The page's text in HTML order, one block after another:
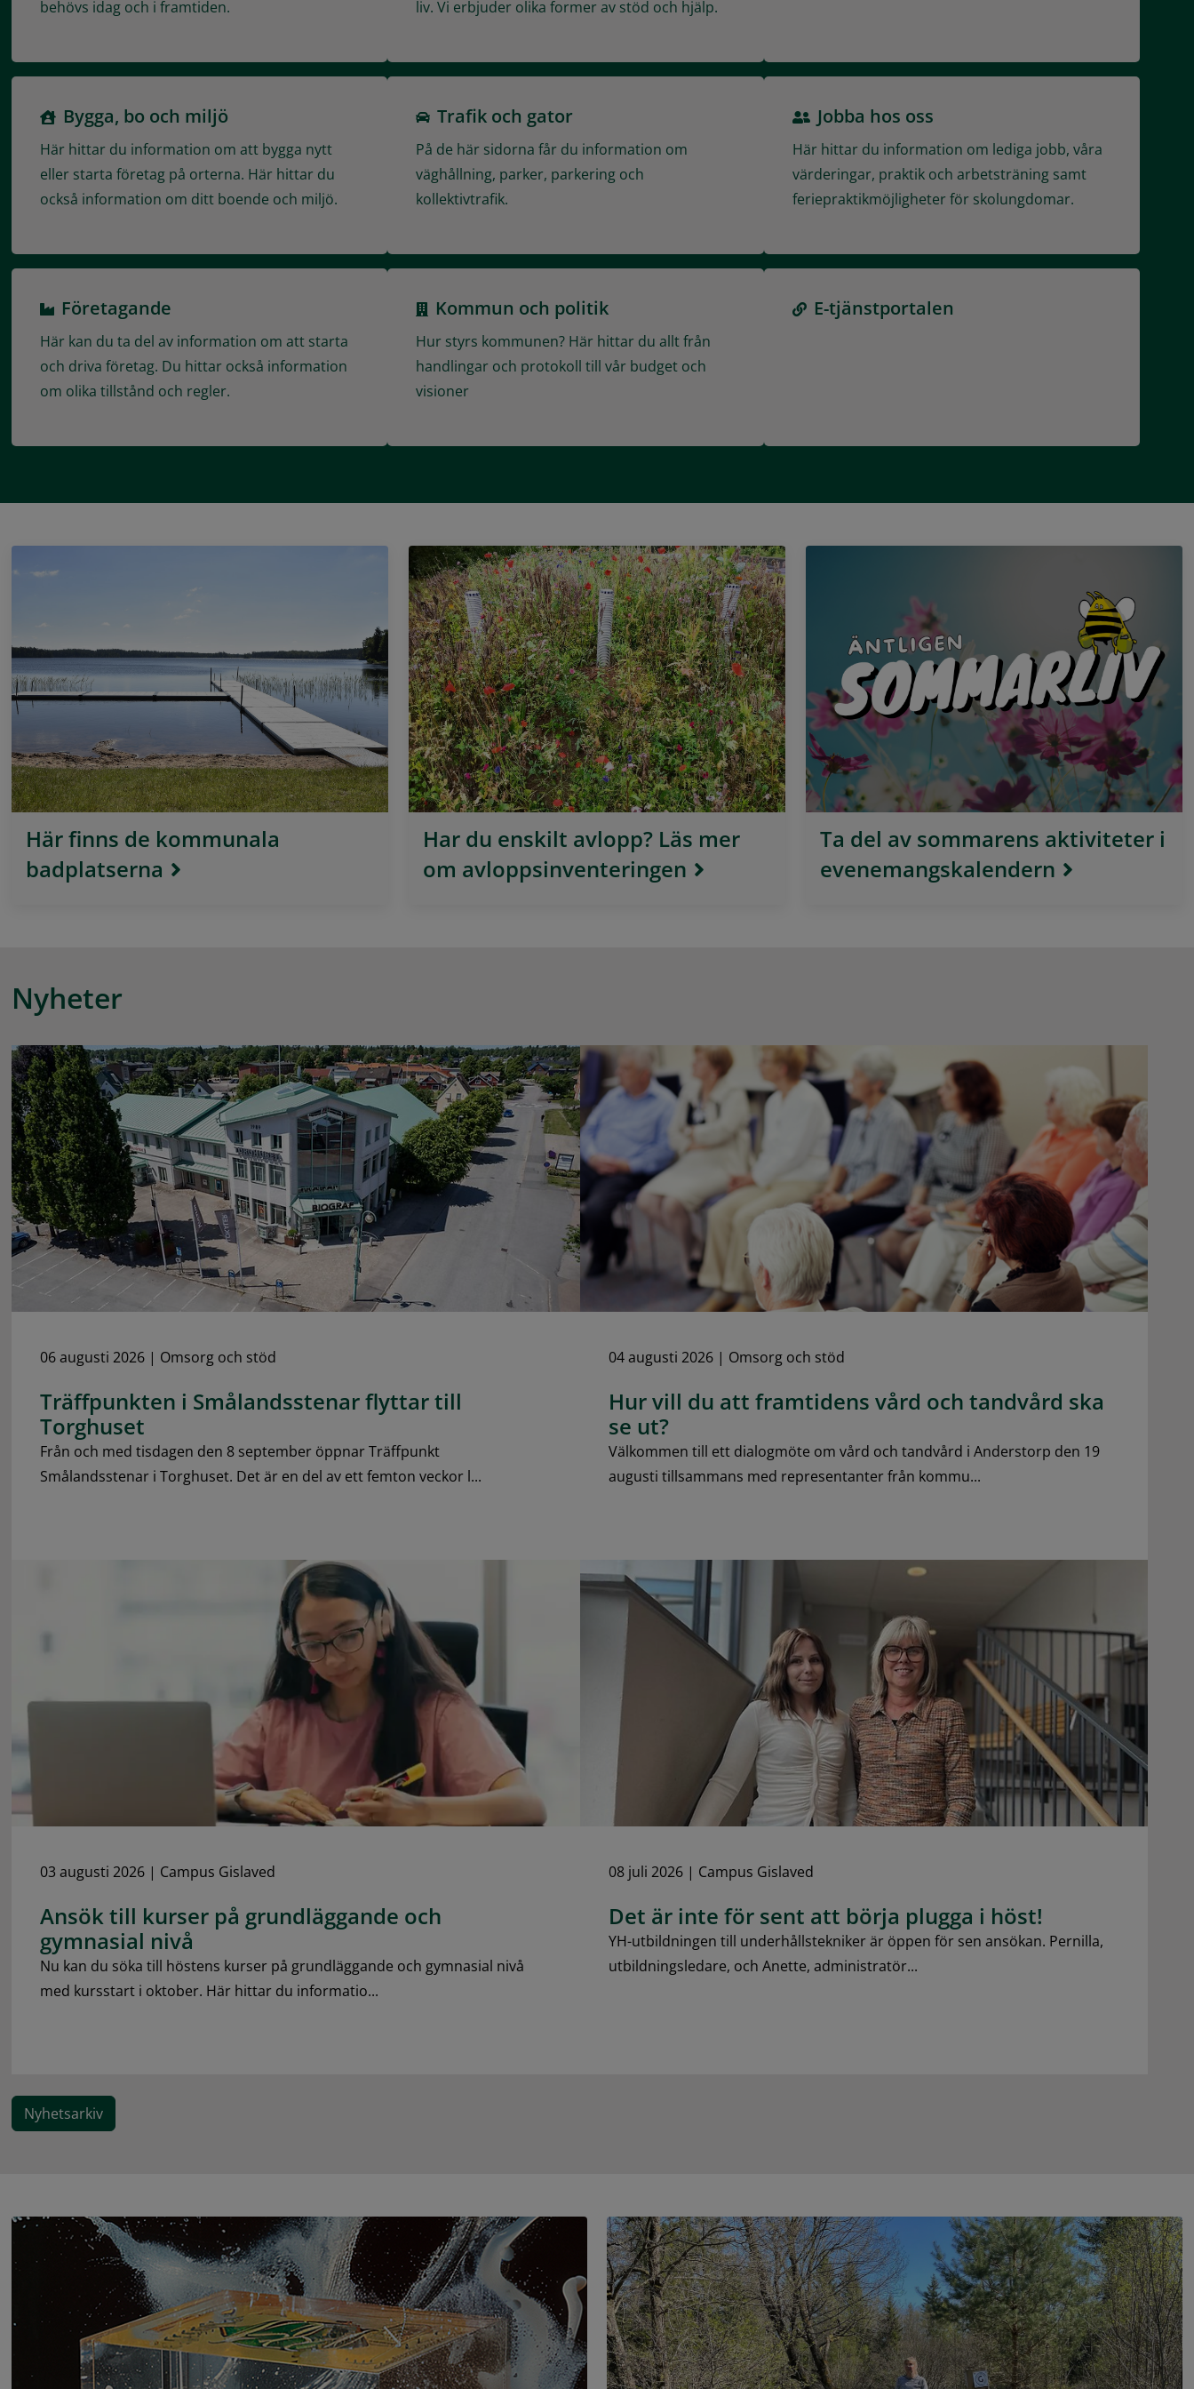
behövs idag och i framtiden.
liv. Vi erbjuder olika former av stöd och hjälp.
Bygga, bo och miljö
Här hittar du information om att bygga nytt
eller starta företag på orterna. Här hittar du
också information om ditt boende och miljö.
Trafik och gator
På de här sidorna får du information om
väghållning, parker, parkering och
kollektivtrafik.
Jobba hos oss
Här hittar du information om lediga jobb, våra
värderingar, praktik och arbetsträning samt
feriepraktikmöjligheter för skolungdomar.
Företagande
Här kan du ta del av information om att starta
och driva företag. Du hittar också information
om olika tillstånd och regler.
Kommun och politik
Hur styrs kommunen? Här hittar du allt från
handlingar och protokoll till vår budget och
visioner
E-tjänstportalen
Här finns de kommunala
badplatserna
Har du enskilt avlopp? Läs mer
om avloppsinventeringen
Ta del av sommarens aktiviteter i
evenemangskalendern
Nyheter
06 augusti 2026 | Omsorg och stöd
Träffpunkten i Smålandsstenar flyttar till
Torghuset
Från och med tisdagen den 8 september öppnar Träffpunkt
Smålandsstenar i Torghuset. Det är en del av ett femton veckor l...
04 augusti 2026| Omsorg och stöd
Hur vill du att framtidens vård och tandvård ska
se ut?
Välkommen till ett dialogmöte om vård och tandvård i Anderstorp den 19
augusti tillsammans med representanter från kommu...
03 augusti 2026 | Campus Gislaved
Ansök till kurser på grundläggande och
gymnasial nivå
Nu kan du söka till höstens kurser på grundläggande och gymnasial nivå
med kursstart i oktober. Här hittar du informatio...
08 juli 2026| Campus Gislaved
Det är inte för sent att börja plugga i höst!
YH-utbildningen till underhållstekniker är öppen för sen ansökan. Pernilla,
utbildningsledare, och Anette, administratör...
Nyhetsarkiv